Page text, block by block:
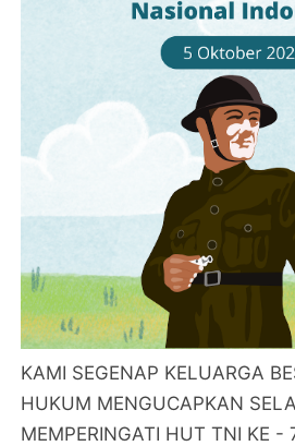
KAMI SEGENAP KELUARGA
HUKUM MENGUCAPKAN
MEMPERINGATI HUT TNI KE -